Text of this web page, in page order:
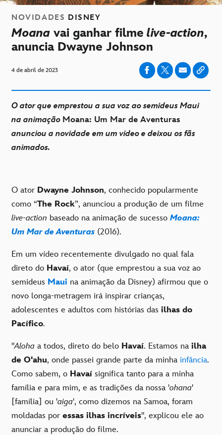
NOVIDADES DISNEY
Moana vai ganhar filme live-action,
anuncia Dwayne Johnson
4 de abril de 2023
O ator que emprestou a sua voz ao semideus Maui
na animação Moana: Um Mar de Aventuras
anunciou a novidade em um vídeo e deixou os fãs
animados.
O ator Dwayne Johnson, conhecido popularmente
como “The Rock”, anunciou a produção de um filme
live-action baseado na animação de sucesso Moana:
Um Mar de Aventuras (2016).
Em um vídeo recentemente divulgado no qual fala
direto do Havaí, o ator (que emprestou a sua voz ao
semideus Maui na animação da Disney) afirmou que o
novo longa-metragem irá inspirar crianças,
adolescentes e adultos com histórias das ilhas do
Pacífico.
"Aloha a todos, direto do belo Havaí. Estamos na ilha
de O'ahu, onde passei grande parte da minha infância.
Como sabem, o Havaí significa tanto para a minha
família e para mim, e as tradições da nossa 'ohana'
[família] ou 'aiga', como dizemos na Samoa, foram
moldadas por essas ilhas incríveis", explicou ele ao
anunciar a produção do filme.